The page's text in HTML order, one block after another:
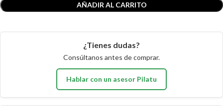
AÑADIR AL CARRITO
¿Tienes dudas?
Consúltanos antes de comprar.
Hablar con un asesor Pilatu